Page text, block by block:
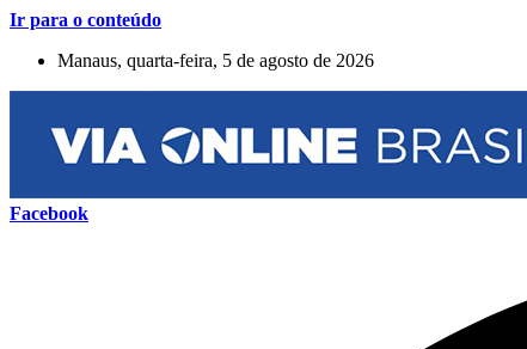
Ir para o conteúdo
Manaus, quarta-feira, 5 de agosto de 2026
Facebook